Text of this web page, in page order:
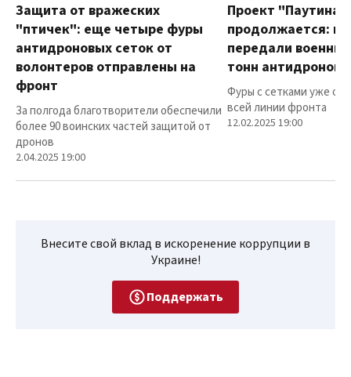
Защита от вражеских
"птичек": еще четыре фуры
антидроновых сеток от
волонтеров отправлены на
фронт
За полгода благотворители обеспечили
более 90 воинских частей защитой от
дронов
2.04.2025 19:00
Проект "Паутина"
продолжается:
передали
тонн
Фуры с сетками уже
всей линии фронта
12.02.2025 19:00
Внесите свой вклад в искоренение коррупции в
Украине!
Поддержать